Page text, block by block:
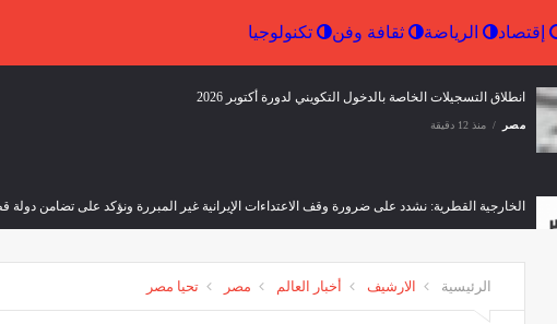
السعودية إقتصاد الرياضة ثقافة وفن
انطلاق التسجيلات الخاصة بالدخول التكويني لدورة أكتوبر 2026
مصر منذ 12 دقيقة
الخارجية القطرية: نشدد على ضرورة وقف الاعتداءات الإيرانية غير المبررة ونؤكد على تضامن دولة
الرئيس الإيراني: الجانب الأميركي خالف بند مضيق هرمز في مذكرة التفاهم ونحن بدورنا رددنا عليهم
الرئيسية الارشيف أخبار العالم مصر تحيا مصر